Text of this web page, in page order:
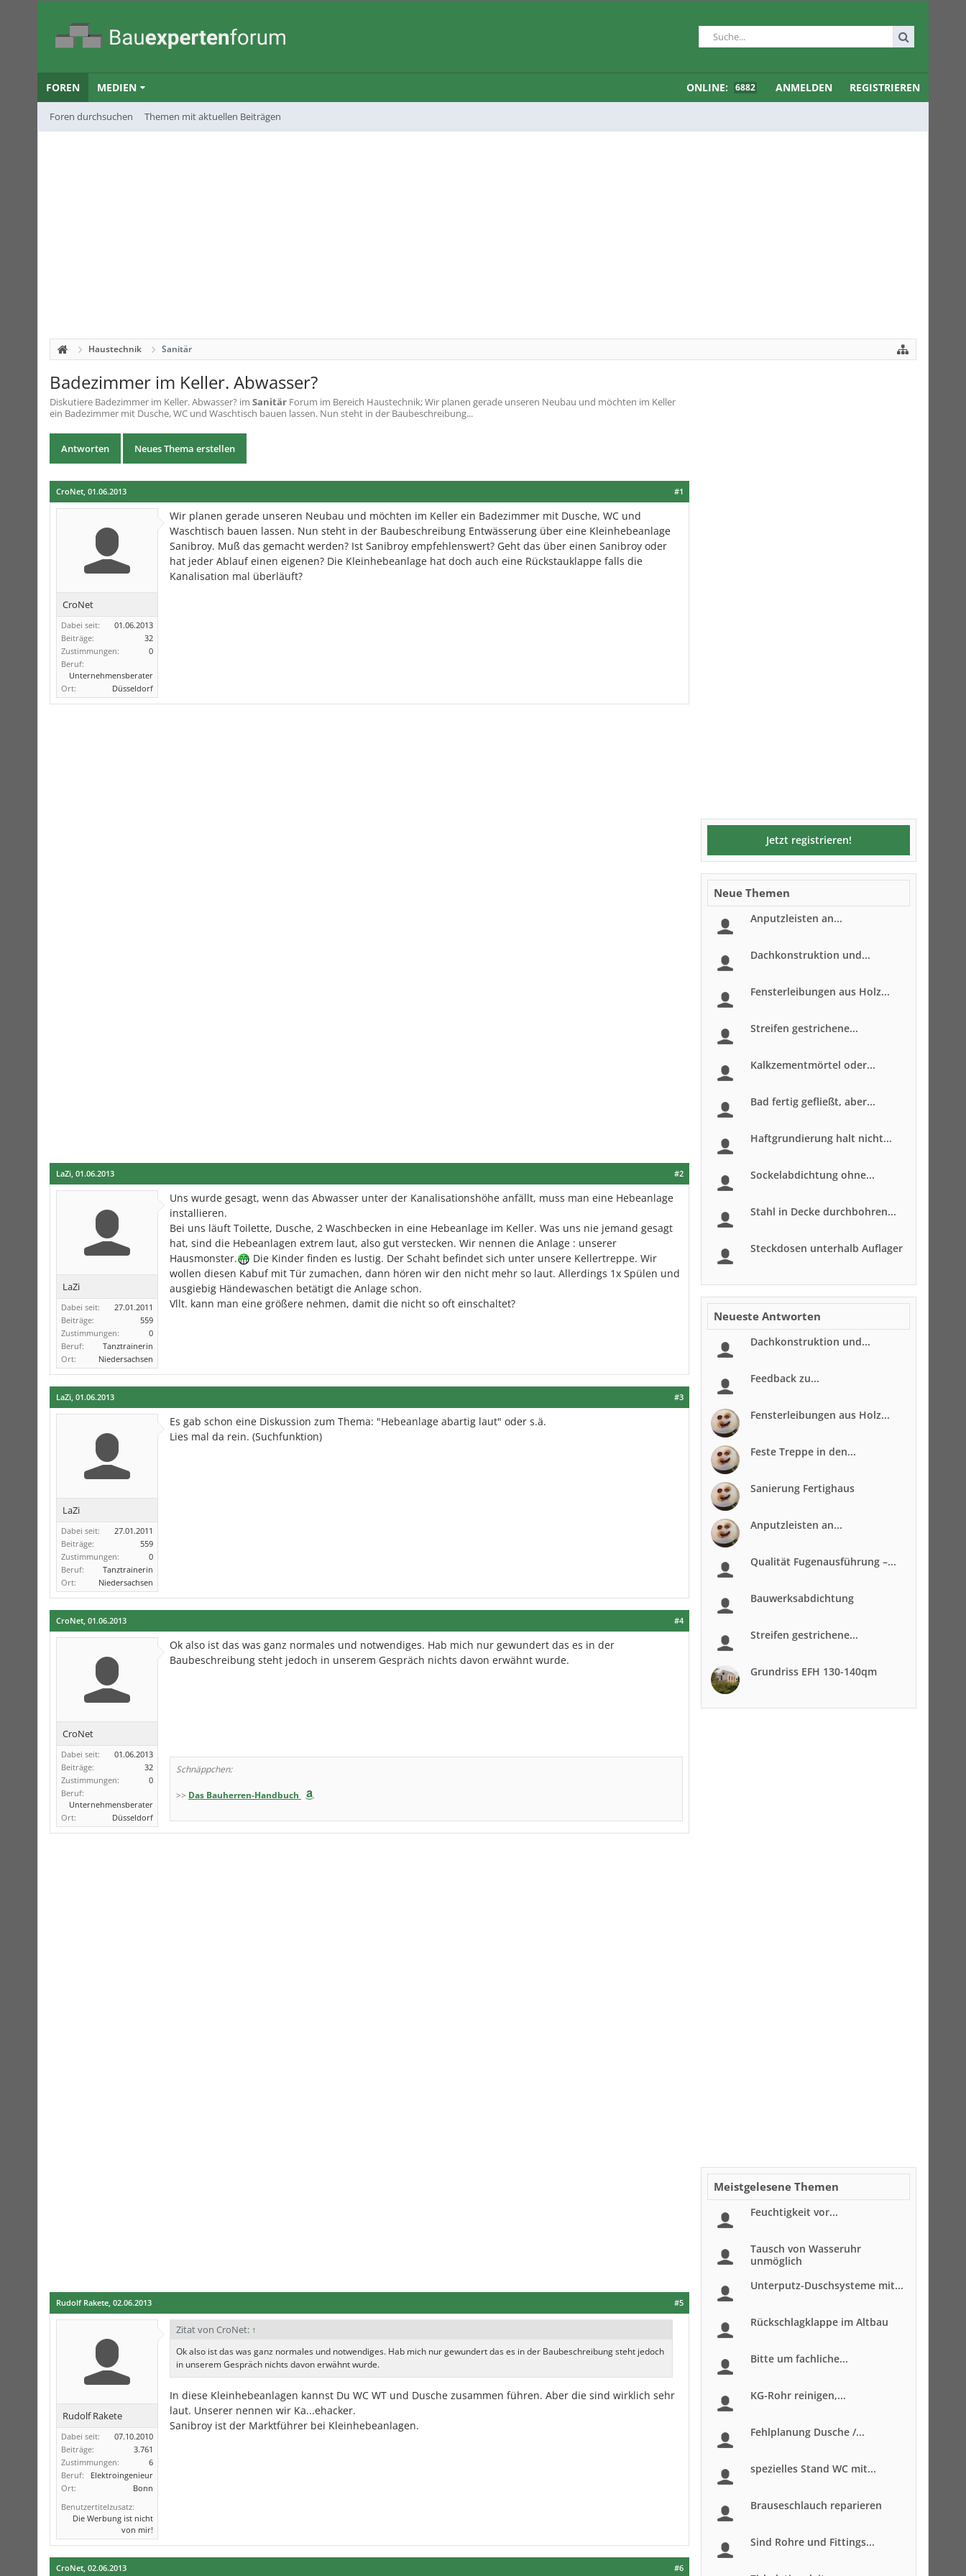
FOREN
Foren durchsuchen Themen mit aktuellen Beiträgen
MEDIEN ONLINE: 6882 ANMELDEN REGISTRIEREN
Haustechnik Sanitär
Badezimmer im Keller. Abwasser?
Diskutiere Badezimmer im Keller. Abwasser? im Sanitär Forum im Bereich Haustechnik; Wir planen gerade unseren Neubau und möchten im Keller
ein Badezimmer mit Dusche, WC und Waschtisch bauen lassen. Nun steht in der Baubeschreibung...
Antworten Neues Thema erstellen
#1
CroNet, 01.06.2013
CroNet
Dabei seit:
01.06.2013
Beiträge:
32
Zustimmungen:
0
Beruf:
Unternehmensberater
Ort:
Düsseldorf
Wir planen gerade unseren Neubau und möchten im Keller ein Badezimmer mit Dusche, WC und
Waschtisch bauen lassen. Nun steht in der Baubeschreibung Entwässerung über eine Kleinhebeanlage
Sanibroy. Muß das gemacht werden? Ist Sanibroy empfehlenswert? Geht das über einen Sanibroy oder
hat jeder Ablauf einen eigenen? Die Kleinhebeanlage hat doch auch eine Rückstauklappe falls die
Kanalisation mal überläuft?
#2
LaZi, 01.06.2013
LaZi
Dabei seit:
27.01.2011
Beiträge:
559
Zustimmungen:
0
Beruf:
Tanztrainerin
Ort:
Niedersachsen
Uns wurde gesagt, wenn das Abwasser unter der Kanalisationshöhe anfällt, muss man eine Hebeanlage
installieren.
Bei uns läuft Toilette, Dusche, 2 Waschbecken in eine Hebeanlage im Keller. Was uns nie jemand gesagt
hat, sind die Hebeanlagen extrem laut, also gut verstecken. Wir nennen die Anlage : unserer
Hausmonster.
Die Kinder finden es lustig. Der Schaht befindet sich unter unsere Kellertreppe. Wir
wollen diesen Kabuf mit Tür zumachen, dann hören wir den nicht mehr so laut. Allerdings 1x Spülen und
ausgiebig Händewaschen betätigt die Anlage schon.
Vllt. kann man eine größere nehmen, damit die nicht so oft einschaltet?
#3
LaZi, 01.06.2013
LaZi
Dabei seit:
27.01.2011
Beiträge:
559
Zustimmungen:
0
Beruf:
Tanztrainerin
Ort:
Niedersachsen
Es gab schon eine Diskussion zum Thema: "Hebeanlage abartig laut" oder s.ä.
Lies mal da rein. (Suchfunktion)
#4
CroNet, 01.06.2013
CroNet
Dabei seit:
01.06.2013
Beiträge:
32
Zustimmungen:
0
Beruf:
Unternehmensberater
Ort:
Düsseldorf
Ok also ist das was ganz normales und notwendiges. Hab mich nur gewundert das es in der
Baubeschreibung steht jedoch in unserem Gespräch nichts davon erwähnt wurde.
Schnäppchen:
>> Das Bauherren-Handbuch
#5
Rudolf Rakete, 02.06.2013
Rudolf Rakete
Dabei seit:
07.10.2010
Beiträge:
3.761
Zustimmungen:
6
Beruf:
Elektroingenieur
Ort:
Bonn
Benutzertitelzusatz:
Die Werbung ist nicht
von mir!
Zitat von CroNet: ↑
Ok also ist das was ganz normales und notwendiges. Hab mich nur gewundert das es in der Baubeschreibung steht jedoch
in unserem Gespräch nichts davon erwähnt wurde.
In diese Kleinhebeanlagen kannst Du WC WT und Dusche zusammen führen. Aber die sind wirklich sehr
laut. Unserer nennen wir Ka...ehacker.
Sanibroy ist der Marktführer bei Kleinhebeanlagen.
#6
CroNet, 02.06.2013
Jetzt registrieren!
Neue Themen
Anputzleisten an...
Dachkonstruktion und...
Fensterleibungen aus Holz...
Streifen gestrichene...
Kalkzementmörtel oder...
Bad fertig gefließt, aber...
Haftgrundierung halt nicht...
Sockelabdichtung ohne...
Stahl in Decke durchbohren...
Steckdosen unterhalb Auflager
Neueste Antworten
Dachkonstruktion und...
Feedback zu...
Fensterleibungen aus Holz...
Feste Treppe in den...
Sanierung Fertighaus
Anputzleisten an...
Qualität Fugenausführung –...
Bauwerksabdichtung
Streifen gestrichene...
Grundriss EFH 130-140qm
Meistgelesene Themen
Feuchtigkeit vor...
Tausch von Wasseruhr
unmöglich
Unterputz-Duschsysteme mit...
Rückschlagklappe im Altbau
Bitte um fachliche...
KG-Rohr reinigen,...
Fehlplanung Dusche /...
spezielles Stand WC mit...
Brauseschlauch reparieren
Sind Rohre und Fittings...